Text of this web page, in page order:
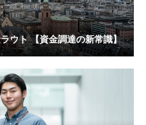
ウト 【資金調達の新常識】